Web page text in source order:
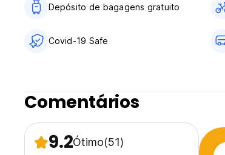
Depósito de bagagens gratuito
Covid-19 Safe
Comentários
9.2Ótimo(51)